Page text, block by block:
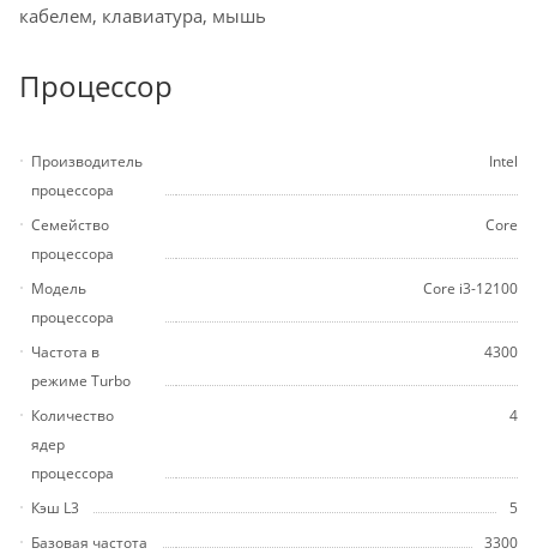
кабелем, клавиатура, мышь
Процессор
Производитель
процессора
Intel
Семейство
процессора
Core
Модель
процессора
Core i3-12100
Частота в
режиме Turbo
4300
Количество
ядер
процессора
4
Кэш L3
5
Базовая частота
3300